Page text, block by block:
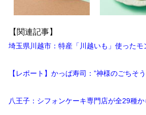
【関連記事】
埼玉県川越市：特産「川越いも」使った
【レポート】かっぱ寿司：”神様のごちそ
八王子：シフォンケーキ専門店が全29種